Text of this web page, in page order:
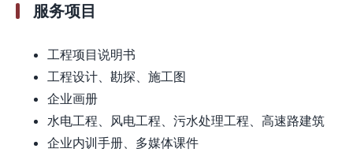
服务项目
工程项目说明书
工程设计、勘探、施工图
企业画册
水电工程、风电工程、污水处理工程、高速路建筑
企业内训手册、多媒体课件